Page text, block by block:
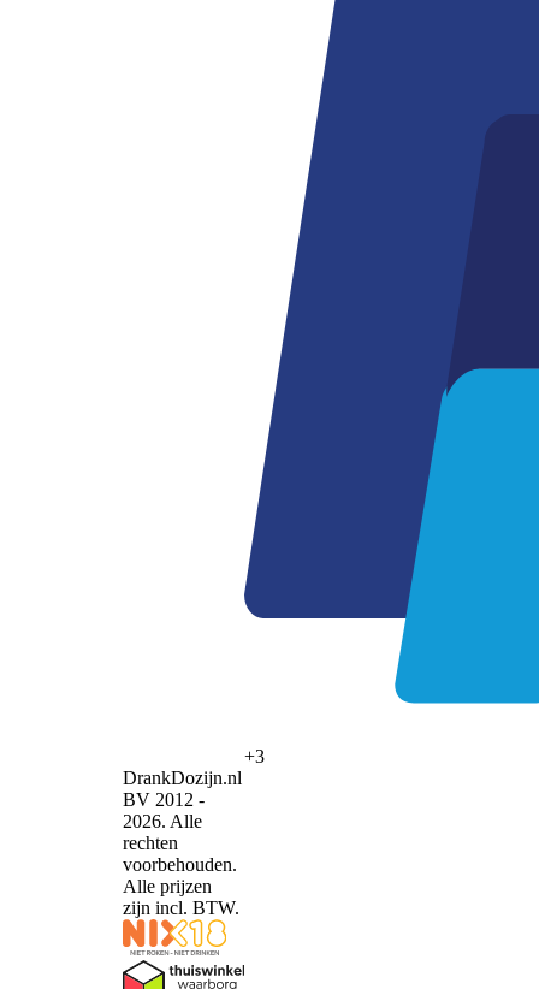
+3
DrankDozijn.nl
BV 2012 -
2026. Alle
rechten
voorbehouden.
Alle prijzen
zijn incl. BTW.